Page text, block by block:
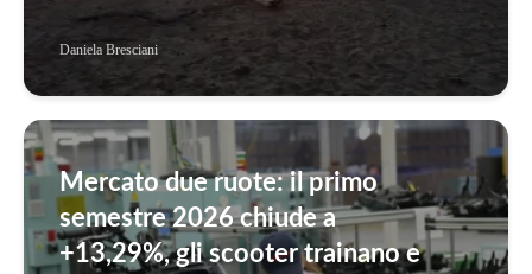
Daniela Bresciani
Mercato due ruote: il primo
semestre 2026 chiude a
+13,29%, gli scooter trainano e